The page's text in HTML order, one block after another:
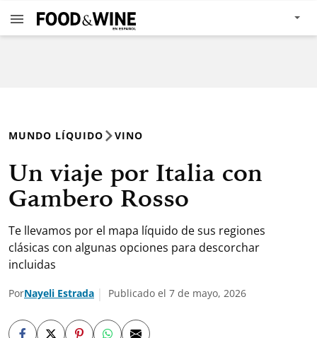
MUNDO LÍQUIDO VINO
Un viaje por Italia con
Gambero Rosso
Te llevamos por el mapa líquido de sus regiones
clásicas con algunas opciones para descorchar
incluidas
PorNayeli Estrada Publicado el 7 de mayo, 2026